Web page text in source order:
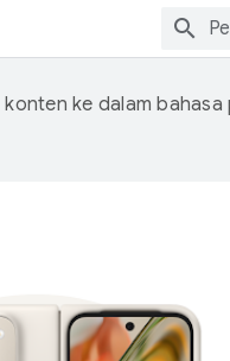
ke dalam bahasa